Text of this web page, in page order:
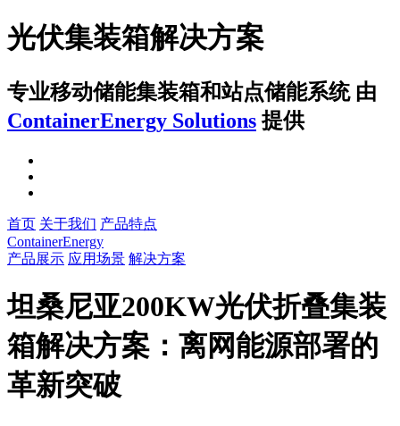
光伏集装箱解决方案
专业移动储能集装箱和站点储能系统 由
ContainerEnergy Solutions 提供
首页 关于我们 产品特点
ContainerEnergy
产品展示 应用场景 解决方案
坦桑尼亚200KW光伏折叠集装
箱解决方案：离网能源部署的
革新突破